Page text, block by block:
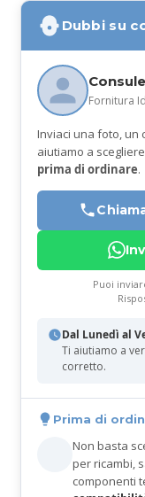
Dubbi su
Fornitura
Inviaci una foto, un
aiutiamo a
prima di ordinare.
Puoi
Dal Lunedì al
Ti aiutiamo a
corretto.
Prima di
Non basta
per ricambi,
componenti